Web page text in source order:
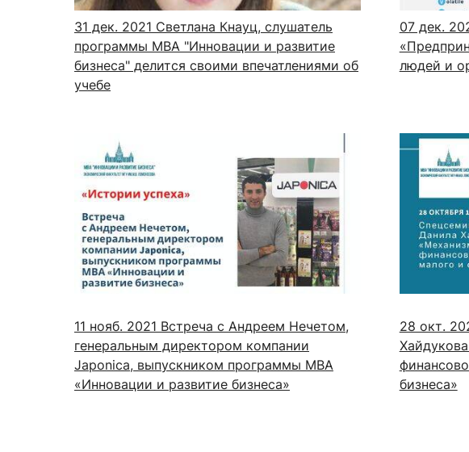
31 дек. 2021 Светлана Кнауц, слушатель
программы МВА "Инновации и развитие
бизнеса" делится своими впечатлениями об
учебе
07 дек.
людей и
11 нояб. 2021 Встреча с Андреем Нечетом,
генеральным директором компании
Japonica, выпускником программы МВА
«Инновации и развитие бизнеса»
28 окт.
бизнеса»